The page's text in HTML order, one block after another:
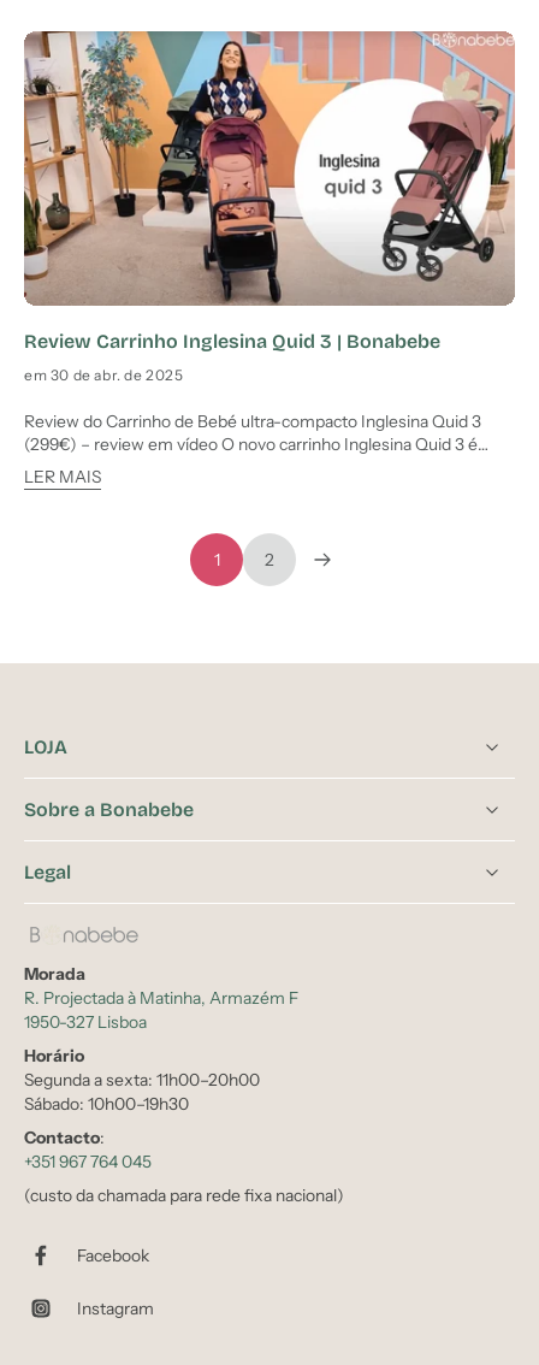
Review Carrinho Inglesina Quid 3 | Bonabebe
em 30 de abr. de 2025
Review do Carrinho de Bebé ultra-compacto Inglesina Quid 3
(299€) – review em vídeo O novo carrinho Inglesina Quid 3 é
ideal para quando deixamos para trás o carrinho maior com
alcofa, por essa razão é a escolha perfeita para pais que procuram
LER MAIS
1 2
LOJA
Sobre a Bonabebe
Legal
Morada
R. Projectada à Matinha, Armazém F
1950-327 Lisboa
Horário
Segunda a sexta: 11h00–20h00
Sábado: 10h00–19h30
Contacto:
+351 967 764 045
(custo da chamada para rede fixa nacional)
Facebook
Instagram